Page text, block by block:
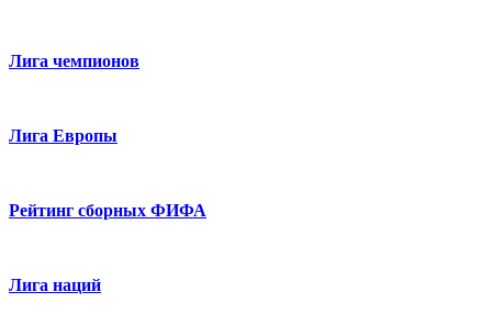
Лига чемпионов
Лига Европы
Рейтинг сборных ФИФА
Лига наций